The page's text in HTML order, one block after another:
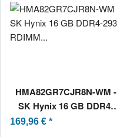
HMA82GR7CJR8N-WM -
SK Hynix 16 GB DDR4-
2933 RDIMM PC4-23466U-
169,96 € *